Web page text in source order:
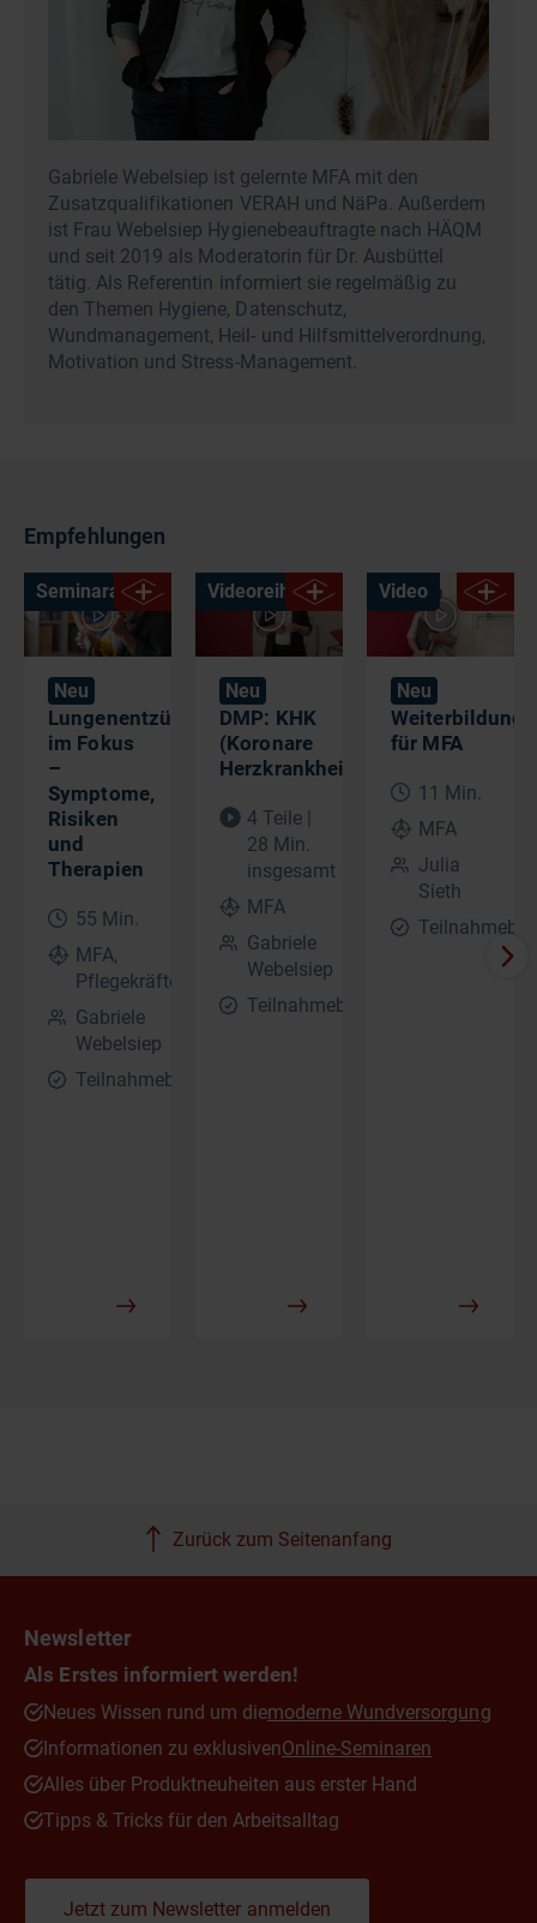
Gabriele Webelsiep ist gelernte MFA mit den
Zusatzqualifikationen VERAH und NäPa. Außerdem
ist Frau Webelsiep Hygienebeauftragte nach HÄQM
und seit 2019 als Moderatorin für Dr. Ausbüttel
tätig. Als Referentin informiert sie regelmäßig zu
den Themen Hygiene, Datenschutz,
Wundmanagement, Heil- und Hilfsmittelverordnung,
Motivation und Stress-Management.
Empfehlungen
Neu
Lungenentzündung
im Fokus
–
Symptome,
Risiken
und
Therapien​
55 Min.
MFA,
Pflegekräfte
Gabriele
Webelsiep
Teilnahmebescheinigung
Seminaraufzeichnung
Neu
DMP: KHK
(Koronare
Herzkrankheit)
4 Teile |
28 Min.
insgesamt
MFA
Gabriele
Webelsiep
Teilnahmebescheinigung
Videoreihe
Neu
für MFA
11 Min.
MFA
Julia
Sieth
Video
Zurück zum Seitenanfang
Newsletter
Als Erstes informiert werden!
Neues Wissen rund um diemoderne Wundversorgung
Informationen zu exklusivenOnline-Seminaren
Alles über Produktneuheiten aus erster Hand
Tipps & Tricks für den Arbeitsalltag
Jetzt zum Newsletter anmelden